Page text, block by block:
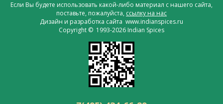
Если Вы будете использовать какой-либо материал с нашего сайта,
поставьте, пожалуйста, ссылку на нас
Дизайн и разработка сайта www.indianspices.ru
Copyright © 1993-2026 Indian Spices